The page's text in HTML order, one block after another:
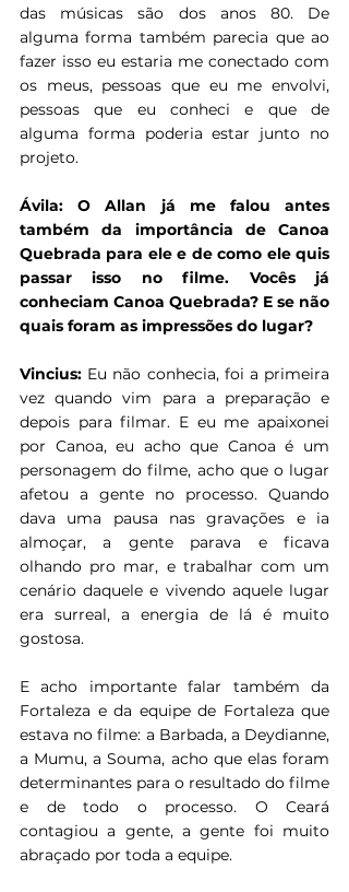
das músicas são dos anos 80. De
alguma forma também parecia que ao
fazer isso eu estaria me conectado com
os meus, pessoas que eu me envolvi,
pessoas que eu conheci e que de
alguma forma poderia estar junto no
projeto.
Ávila: O Allan já me falou antes
também da importância de Canoa
Quebrada para ele e de como ele quis
passar isso no filme. Vocês já
conheciam Canoa Quebrada? E se não
quais foram as impressões do lugar?
Vincius: Eu não conhecia, foi a primeira
vez quando vim para a preparação e
depois para filmar. E eu me apaixonei
por Canoa, eu acho que Canoa é um
personagem do filme, acho que o lugar
afetou a gente no processo. Quando
dava uma pausa nas gravações e ia
almoçar, a gente parava e ficava
olhando pro mar, e trabalhar com um
cenário daquele e vivendo aquele lugar
era surreal, a energia de lá é muito
gostosa.
E acho importante falar também da
Fortaleza e da equipe de Fortaleza que
estava no filme: a Barbada, a Deydianne,
a Mumu, a Souma, acho que elas foram
determinantes para o resultado do filme
e de todo o processo. O Ceará
contagiou a gente, a gente foi muito
abraçado por toda a equipe.